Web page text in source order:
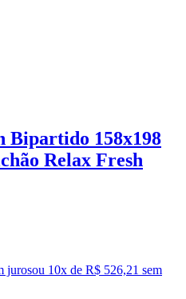
Bipartido 158x198
Relax Fresh
jurosou 10x de R$ 526,21 sem